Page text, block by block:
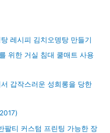
레시피 김치오뎅탕 만들기
위한 거실 침대 쿨매트 사용
갑작스러운 성희롱을 당한
팔티 커스텀 프린팅 가능한 장